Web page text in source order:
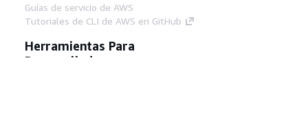
Guías de servicio de AWS
Tutoriales de CLI de AWS en GitHub
Herramientas Para
Desarrolladores